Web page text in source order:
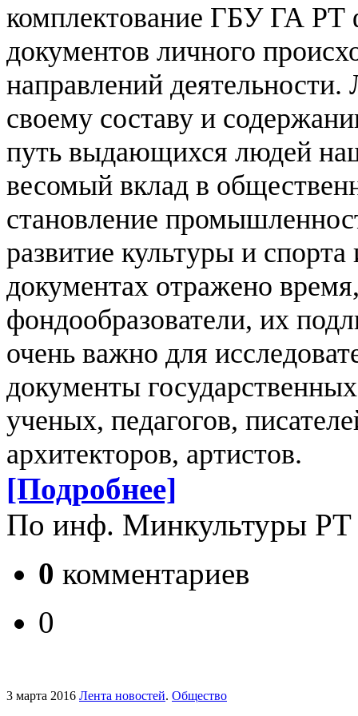
комплектование ГБУ ГА РТ
документов личного
направлений деятельности.
своему составу и
путь выдающихся людей
весомый вклад в
становление
развитие культуры и
документах отражено
фондообразователи, их
очень важно для
документы
ученых, педагогов,
архитекторов, артистов.
[Подробнее]
По инф. Минкультуры РТ
0 комментариев
0
3 марта 2016 Лента новостей. Общество